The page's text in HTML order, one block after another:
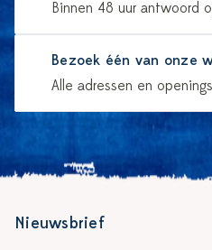
Binnen 48 uur antwoord
Bezoek één van onze
Alle adressen en
Nieuwsbrief